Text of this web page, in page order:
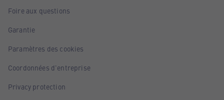
Foire aux questions
Garantie
Paramètres des cookies
Coordonnées d'entreprise
Privacy protection